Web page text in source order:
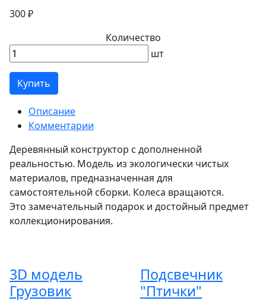
300 ₽
Количество
шт
Купить
Описание
Комментарии
Деревянный конструктор с дополненной
реальностью. Модель из экологически чистых
материалов, предназначенная для
самостоятельной сборки. Колеса вращаются.
Это замечательный подарок и достойный предмет
коллекционирования.
3D модель
Грузовик
Подсвечник
"Птички"